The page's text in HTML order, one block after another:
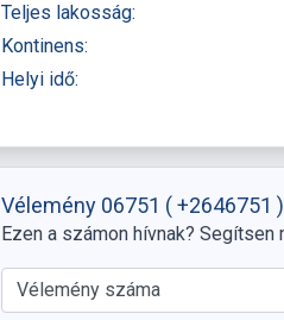
Teljes lakosság:
Kontinens:
Helyi idő:
Vélemény 06751 ( +2646751 )
Ezen a számon hívnak?